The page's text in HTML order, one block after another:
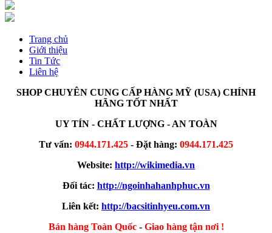
Trang chủ
Giới thiệu
Tin Tức
Liên hệ
SHOP CHUYÊN CUNG CẤP HÀNG MỸ (USA) CHÍNH
HÃNG TỐT NHẤT
UY TÍN - CHẤT LƯỢNG - AN TOÀN
Tư vấn: 0944.171.425 - Đặt hàng: 0944.171.425
Website: http://wikimedia.vn
Đối tác: http://ngoinhahanhphuc.vn
Liên kết: http://bacsitinhyeu.com.vn
Bán hàng Toàn Quốc -Giao hàng tận nơi !